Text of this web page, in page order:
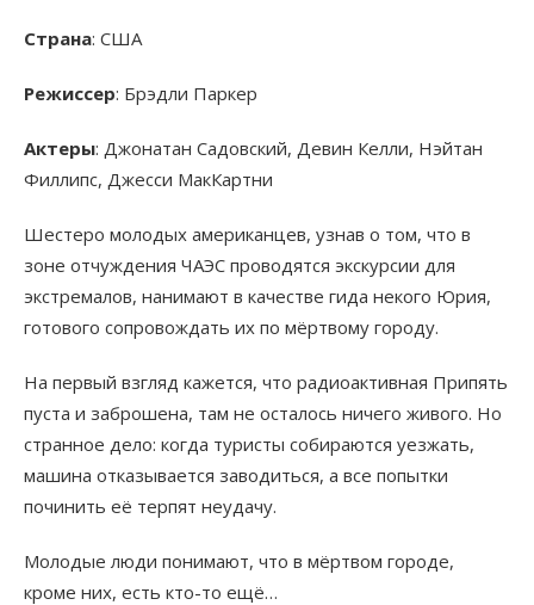
Страна: США
Режиссер: Брэдли Паркер
Актеры: Джонатан Садовский, Девин Келли, Нэйтан
Филлипс, Джесси МакКартни
Шестеро молодых американцев, узнав о том, что в
зоне отчуждения ЧАЭС проводятся экскурсии для
экстремалов, нанимают в качестве гида некого Юрия,
готового сопровождать их по мёртвому городу.
На первый взгляд кажется, что радиоактивная Припять
пуста и заброшена, там не осталось ничего живого. Но
странное дело: когда туристы собираются уезжать,
машина отказывается заводиться, а все попытки
починить её терпят неудачу.
Молодые люди понимают, что в мёртвом городе,
кроме них, есть кто-то ещё…